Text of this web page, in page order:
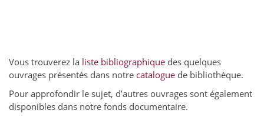
Vous trouverez la liste bibliographique des quelques
ouvrages présentés dans notre catalogue de bibliothèque.
Pour approfondir le sujet, d’autres ouvrages sont également
disponibles dans notre fonds documentaire.